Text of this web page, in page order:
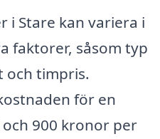
i Stare kan variera i
faktorer, såsom typ
och timpris.
för en
900 kronor per